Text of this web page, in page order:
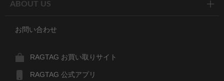
ABOUT US
お問い合わせ
RAGTAG お買い取りサイト
RAGTAG 公式アプリ